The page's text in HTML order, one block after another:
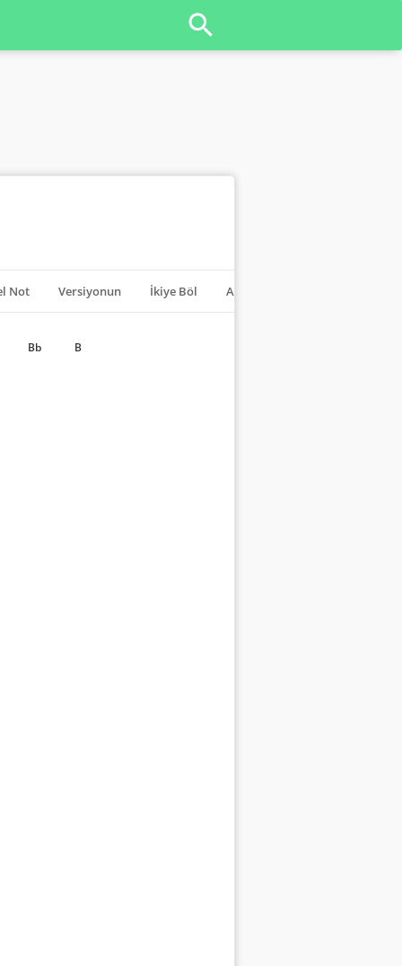
Not Versiyonun İkiye Böl Akorları Kapat
Bb B